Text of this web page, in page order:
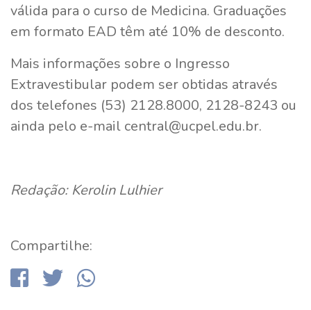
válida para o curso de Medicina. Graduações
em formato EAD têm até 10% de desconto.
Mais informações sobre o Ingresso
Extravestibular podem ser obtidas através
dos telefones (53) 2128.8000, 2128-8243 ou
ainda pelo e-mail central@ucpel.edu.br.
Redação: Kerolin Lulhier
Compartilhe: